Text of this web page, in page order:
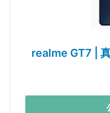
realme GT7 |